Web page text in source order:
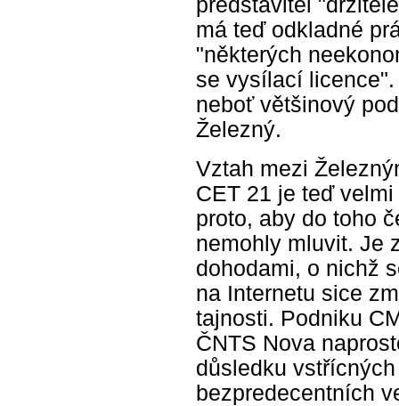
má teď odkladné
"některých
se vysílací
neboť většinový
Železný.
Vztah mezi
CET 21 je teď
proto, aby do toho
nemohly mluvit. Je
dohodami, o nichž
na Internetu sice
tajnosti. Podniku
ČNTS Nova
důsledku
bezpredecentních